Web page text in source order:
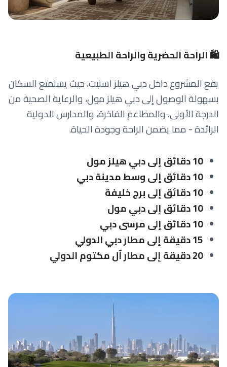
🛍️ الراحة الحضرية والراحة الطبيعية
يقع المشروع داخل دبي هيلز استيت، حيث يستمتع السكان
بسهولة الوصول إلى دبي هيلز مول، والرعاية الصحية من
الدرجة الأولى، والمطاعم الفاخرة، والمدارس الدولية
الرائدة - مما يضمن الراحة وجودة الحياة.
10 دقائق إلى دبي هيلز مول
10 دقائق إلى وسط مدينة دبي
10 دقائق إلى برج خليفة
10 دقائق إلى دبي مول
10 دقائق إلى مرسى دبي
15 دقيقة إلى مطار دبي الدولي
20 دقيقة إلى مطار آل مكتوم الدولي